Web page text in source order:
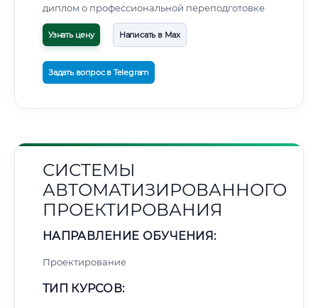
диплом о профессиональной переподготовке
Узнать цену Написать в Max
Задать вопрос в Telegram
СИСТЕМЫ
АВТОМАТИЗИРОВАННОГО
ПРОЕКТИРОВАНИЯ
НАПРАВЛЕНИЕ ОБУЧЕНИЯ:
Проектирование
ТИП КУРСОВ: